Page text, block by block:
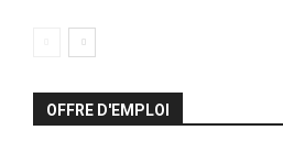
OFFRE D'EMPLOI